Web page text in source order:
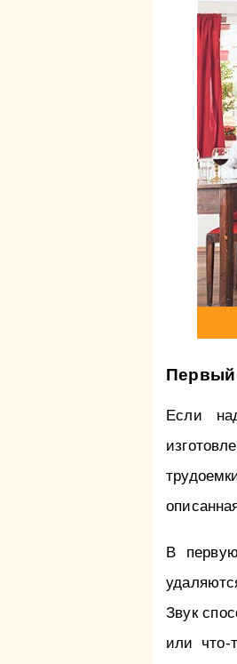
Первый
Если
В
Звук
или что-